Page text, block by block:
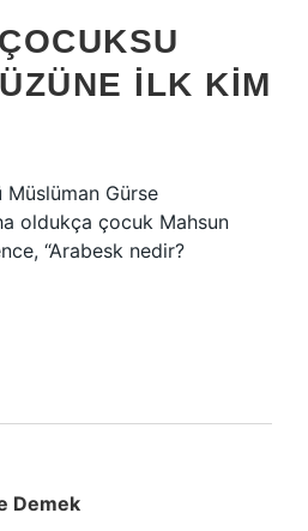
ILK KIM
Gürse
oldukça çocuk Mahsun
“Arabesk nedir?
Demek